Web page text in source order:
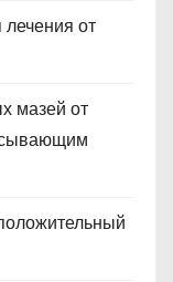
лечения от
мазей от